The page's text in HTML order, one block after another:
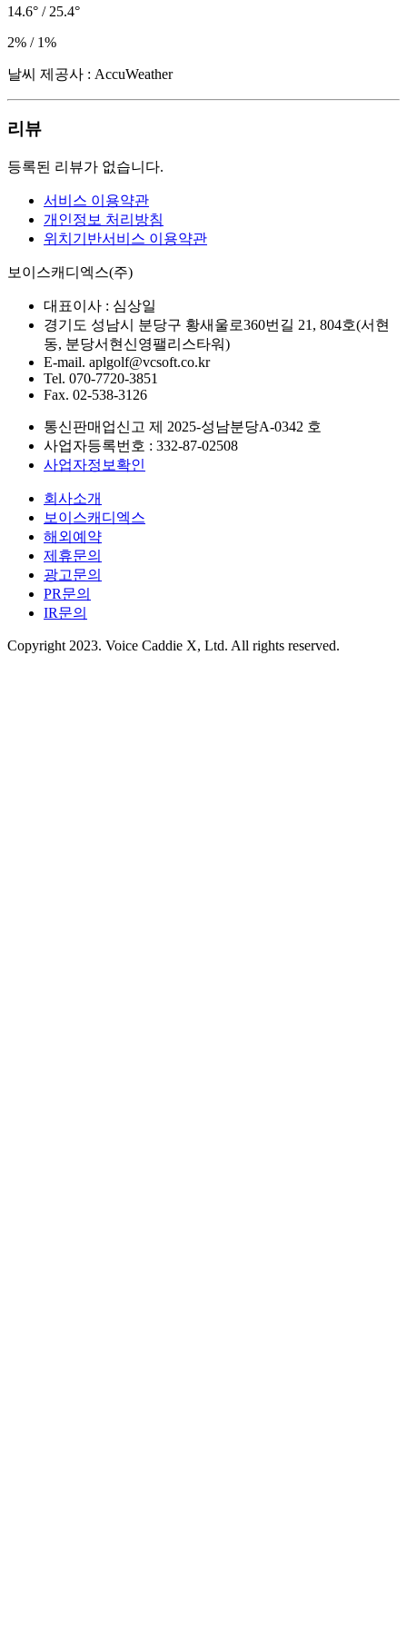
14.6° / 25.4°
2% / 1%
날씨 제공사 : AccuWeather
리뷰
등록된 리뷰가 없습니다.
서비스 이용약관
개인정보 처리방침
위치기반서비스 이용약관
보이스캐디엑스(주)
대표이사 : 심상일
경기도 성남시 분당구 황새울로360번길 21, 804호(서현
동, 분당서현신영팰리스타워)
E-mail. aplgolf@vcsoft.co.kr
Tel. 070-7720-3851
Fax. 02-538-3126
통신판매업신고 제 2025-성남분당A-0342 호
사업자등록번호 : 332-87-02508
사업자정보확인
회사소개
보이스캐디엑스
해외예약
제휴문의
광고문의
PR문의
IR문의
Copyright 2023. Voice Caddie X, Ltd. All rights reserved.